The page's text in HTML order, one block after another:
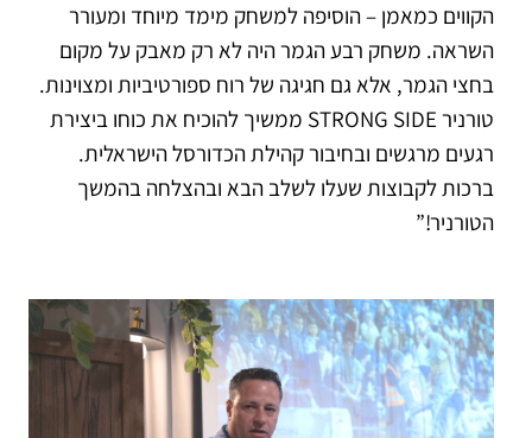
הקווים כמאמן – הוסיפה למשחק מימד מיוחד ומעורר
השראה. משחק רבע הגמר היה לא רק מאבק על מקום
בחצי הגמר, אלא גם חגיגה של רוח ספורטיביות ומצוינות.
טורניר STRONG SIDE ממשיך להוכיח את כוחו ביצירת
רגעים מרגשים ובחיבור קהילת הכדורסל הישראלית.
ברכות לקבוצות שעלו לשלב הבא ובהצלחה בהמשך
הטורניר!”